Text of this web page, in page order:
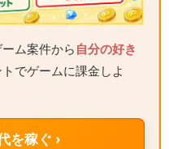
ム案件から 自分の好き
でゲームに課金しよ
を稼ぐ ›